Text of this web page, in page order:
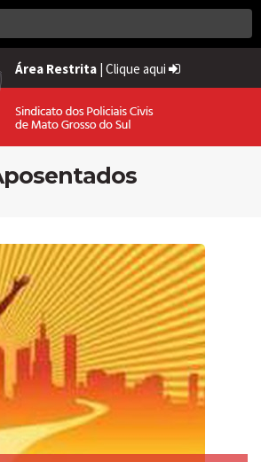
Área Restrita | Clique aqui